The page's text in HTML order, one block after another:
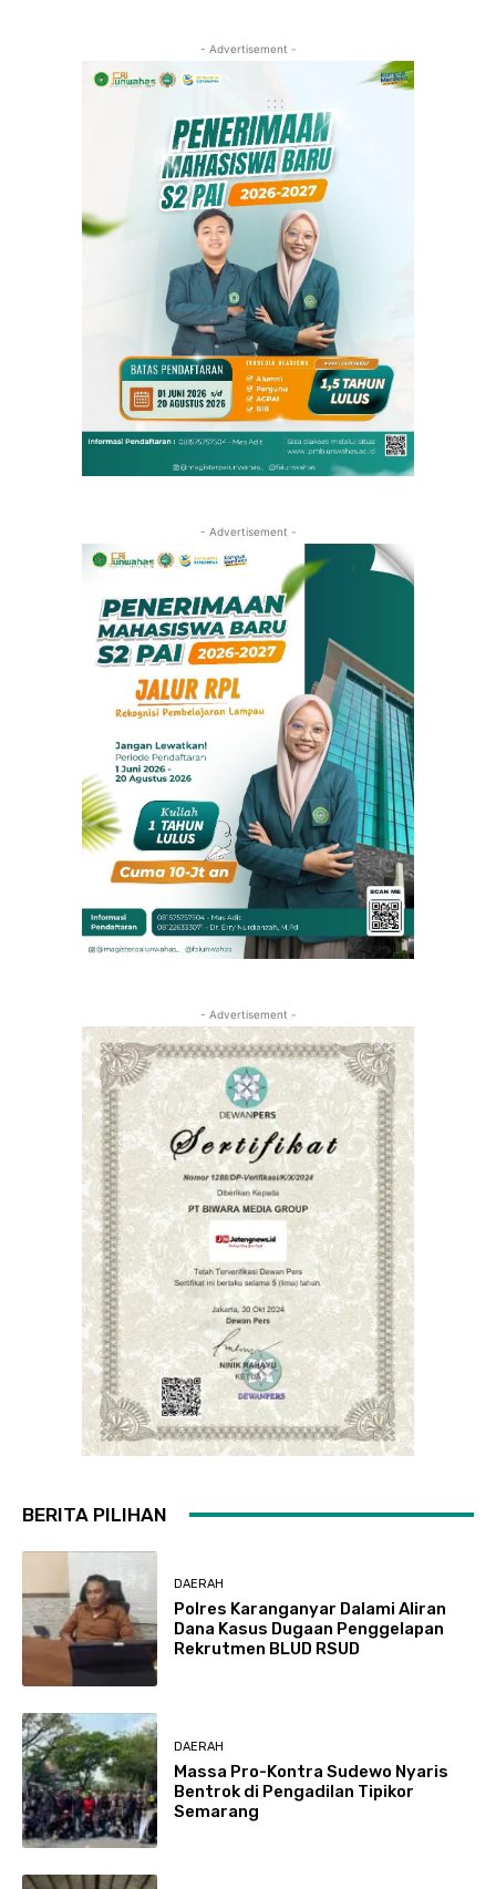
- Advertisement -
- Advertisement -
- Advertisement -
BERITA PILIHAN
DAERAH
Polres Karanganyar Dalami Aliran
Dana Kasus Dugaan Penggelapan
Rekrutmen BLUD RSUD
DAERAH
Massa Pro-Kontra Sudewo Nyaris
Bentrok di Pengadilan Tipikor
Semarang